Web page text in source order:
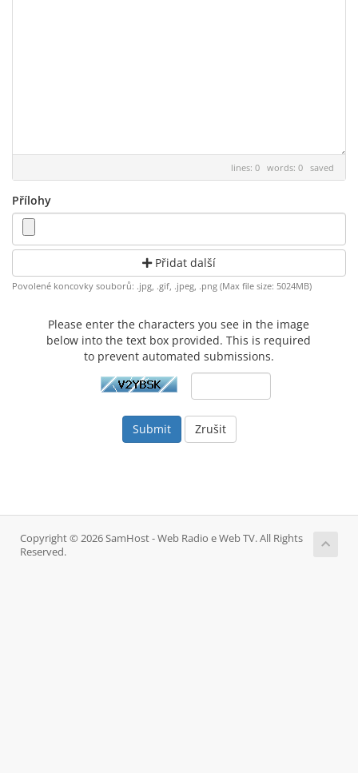
lines: 0 words: 0 saved
Přílohy
Přidat další
Povolené koncovky souborů: .jpg, .gif, .jpeg, .png (Max file size: 5024MB)
Please enter the characters you see in the image
below into the text box provided. This is required
to prevent automated submissions.
Zrušit
Copyright © 2026 SamHost - Web Radio e Web TV. All Rights
Reserved.